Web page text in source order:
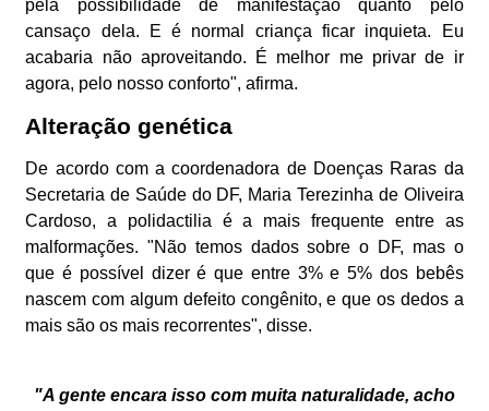
pela possibilidade de manifestação quanto pelo
cansaço dela. E é normal criança ficar inquieta. Eu
acabaria não aproveitando. É melhor me privar de ir
agora, pelo nosso conforto", afirma.
Alteração genética
De acordo com a coordenadora de Doenças Raras da
Secretaria de Saúde do DF, Maria Terezinha de Oliveira
Cardoso, a polidactilia é a mais frequente entre as
malformações. "Não temos dados sobre o DF, mas o
que é possível dizer é que entre 3% e 5% dos bebês
nascem com algum defeito congênito, e que os dedos a
mais são os mais recorrentes", disse.
"A gente encara isso com muita naturalidade, acho